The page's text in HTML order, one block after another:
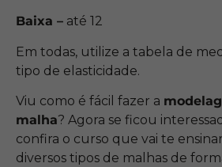
Baixa – até 12
Em todas, utilize a tabela de
tipo de elasticidade.
Viu como é fácil fazer a
malha? Agora se ficou
confira o curso que vai te
diversos tipos de malhas de